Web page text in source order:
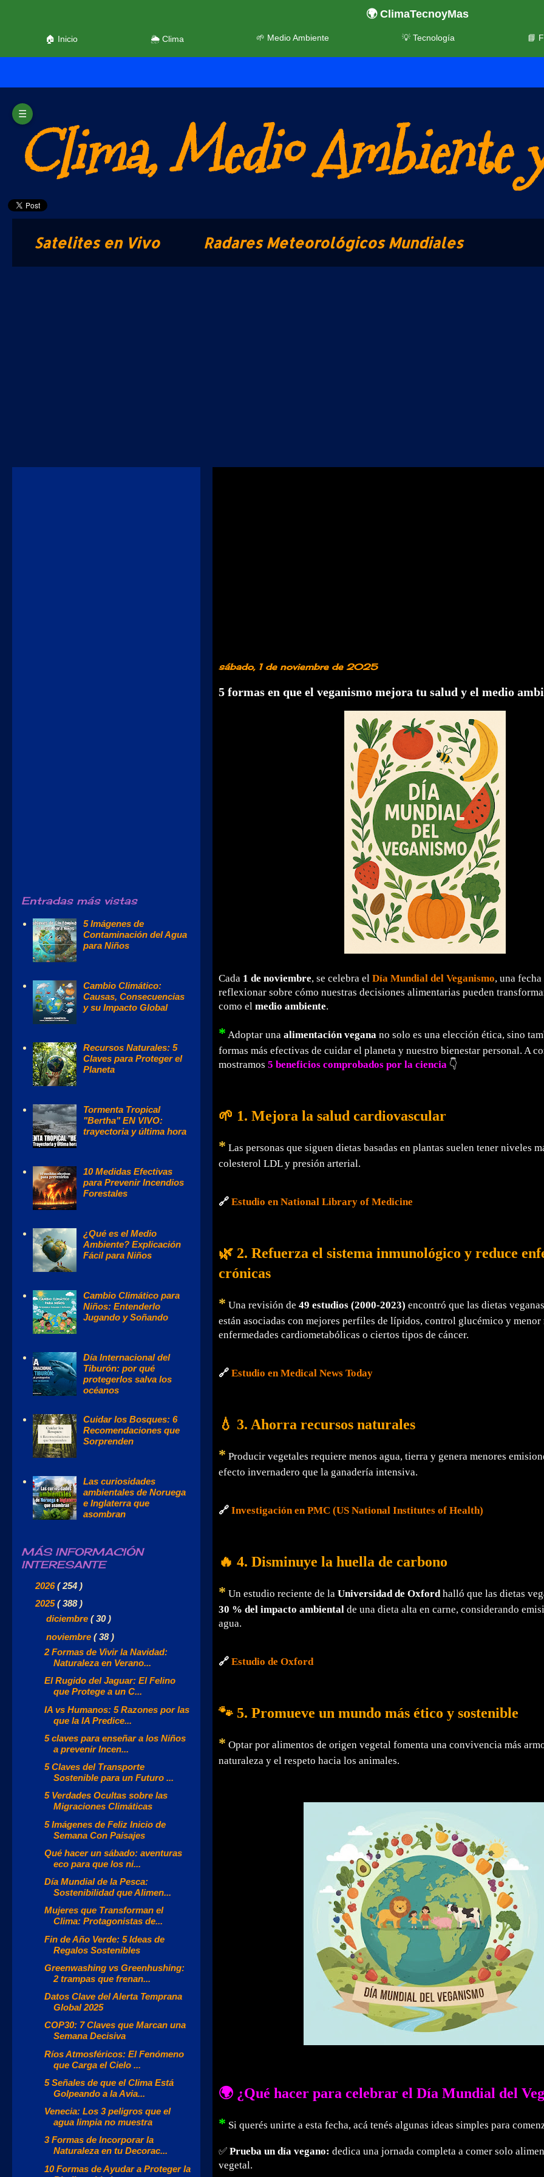
☰Clima, Medio Ambiente
🌍 ClimaTecnoyMas
🏠 Inicio 🌦️ Clima 🌱 Medio Ambiente 💡 Tecnología 📘
Satelites en Vivo Radares Meteorológicos Mundiales
sábado, 1 de noviembre de 2025
5 formas en que el veganismo mejora tu salud y el medio
Cada 1 de noviembre, se celebra el Día Mundial del Veganismo, una
reflexionar sobre cómo nuestras decisiones alimentarias pueden
como el medio ambiente.
* Adoptar una alimentación vegana no solo es una elección ética, sino
formas más efectivas de cuidar el planeta y nuestro bienestar personal. A
mostramos 5 beneficios comprobados por la ciencia 👇
🌱 1. Mejora la salud cardiovascular
* Las personas que siguen dietas basadas en plantas suelen tener niveles
colesterol LDL y presión arterial.
🔗 Estudio en National Library of Medicine
🌿 2. Refuerza el sistema inmunológico y reduce
crónicas
* Una revisión de 49 estudios (2000-2023) encontró que las dietas
están asociadas con mejores perfiles de lípidos, control glucémico y menor
enfermedades cardiometabólicas o ciertos tipos de cáncer.
🔗 Estudio en Medical News Today
💧 3. Ahorra recursos naturales
* Producir vegetales requiere menos agua, tierra y genera menores
efecto invernadero que la ganadería intensiva.
🔗 Investigación en PMC (US National Institutes of Health)
🔥 4. Disminuye la huella de carbono
* Un estudio reciente de la Universidad de Oxfordhalló que las dietas
30 % del impacto ambiental de una dieta alta en carne, considerando
agua.
🔗 Estudio de Oxford
🐾 5. Promueve un mundo más ético y sostenible
* Optar por alimentos de origen vegetal fomenta una convivencia más
naturaleza y el respeto hacia los animales.
🌍 ¿Qué hacer para celebrar el Día Mundial del
* Si querés unirte a esta fecha, acá tenés algunas ideas simples para
✅ Prueba un día vegano: dedica una jornada completa a comer solo
vegetal.
Entradas más vistas
5 Imágenes de
Contaminación del Agua
para Niños
Cambio Climático:
Causas, Consecuencias
y su Impacto Global
Recursos Naturales: 5
Claves para Proteger el
Planeta
Tormenta Tropical
"Bertha" EN VIVO:
trayectoria y última hora
10 Medidas Efectivas
para Prevenir Incendios
Forestales
¿Qué es el Medio
Ambiente? Explicación
Fácil para Niños
Cambio Climático para
Niños: Entenderlo
Jugando y Soñando
Día Internacional del
Tiburón: por qué
protegerlos salva los
océanos
Cuidar los Bosques: 6
Recomendaciones que
Sorprenden
Las curiosidades
ambientales de Noruega
e Inglaterra que
asombran
MÁS INFORMACIÓN
INTERESANTE
2026( 254 )
2025( 388 )
diciembre ( 30 )
noviembre ( 38 )
2 Formas de Vivir la Navidad:
Naturaleza en Verano...
El Rugido del Jaguar: El Felino
que Protege a un C...
IA vs Humanos: 5 Razones por las
que la IA Predice...
5 claves para enseñar a los Niños
a prevenir Incen...
5 Claves del Transporte
Sostenible para un Futuro ...
5 Verdades Ocultas sobre las
Migraciones Climáticas
5 Imágenes de Feliz Inicio de
Semana Con Paisajes
Qué hacer un sábado: aventuras
eco para que los ni...
Día Mundial de la Pesca:
Sostenibilidad que Alimen...
Mujeres que Transforman el
Clima: Protagonistas de...
Fin de Año Verde: 5 Ideas de
Regalos Sostenibles
Greenwashing vs Greenhushing:
2 trampas que frenan...
Datos Clave del Alerta Temprana
Global 2025
COP30: 7 Claves que Marcan una
Semana Decisiva
Ríos Atmosféricos: El Fenómeno
que Carga el Cielo ...
5 Señales de que el Clima Está
Golpeando a la Avia...
Venecia: Los 3 peligros que el
agua limpia no muestra
3 Formas de Incorporar la
Naturaleza en tu Decorac...
10 Formas de Ayudar a Proteger la